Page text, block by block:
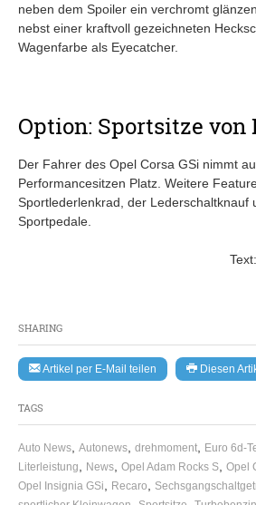
SHARING
Artikel per E-Mail teilen Diesen
TAGS
Auto News Autonews drehmoment Euro 6d-
Literleistung News Opel Adam Rocks S Opel
Opel Insignia GSi Recaro
neben dem Spoiler ein verchromt
nebst einer kraftvoll gezeichneten
Wagenfarbe als Eyecatcher.
Option: Sportsitze von
Der Fahrer des Opel Corsa GSi nimmt
Performancesitzen Platz. Weitere
Sportlederlenkrad, der Lederschaltknauf
Sportpedale.